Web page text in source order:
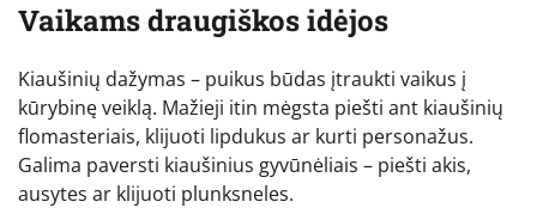
Vaikams draugiškos idėjos
Kiaušinių dažymas – puikus būdas įtraukti vaikus į
kūrybinę veiklą. Mažieji itin mėgsta piešti ant kiaušinių
flomasteriais, klijuoti lipdukus ar kurti personažus.
Galima paversti kiaušinius gyvūnėliais – piešti akis,
ausytes ar klijuoti plunksneles.